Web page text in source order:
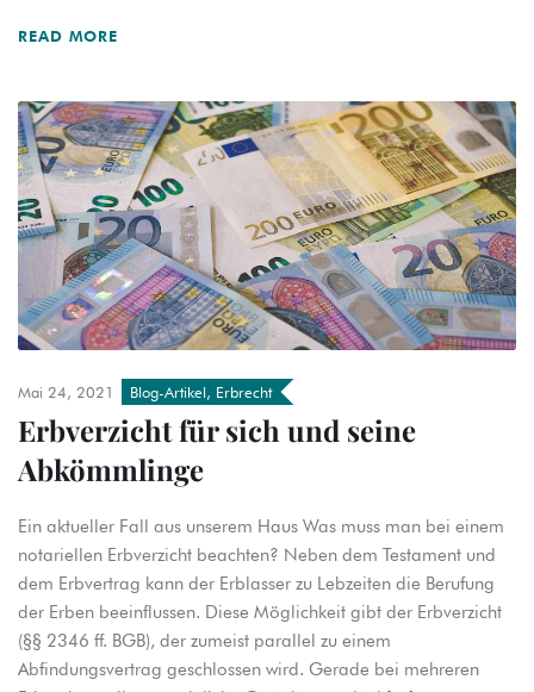
READ MORE
Mai 24, 2021 Blog-Artikel, Erbrecht
Erbverzicht für sich und seine
Abkömmlinge
Ein aktueller Fall aus unserem Haus Was muss man bei einem
notariellen Erbverzicht beachten? Neben dem Testament und
dem Erbvertrag kann der Erblasser zu Lebzeiten die Berufung
der Erben beeinflussen. Diese Möglichkeit gibt der Erbverzicht
(§§ 2346 ff. BGB), der zumeist parallel zu einem
Abfindungsvertrag geschlossen wird. Gerade bei mehreren